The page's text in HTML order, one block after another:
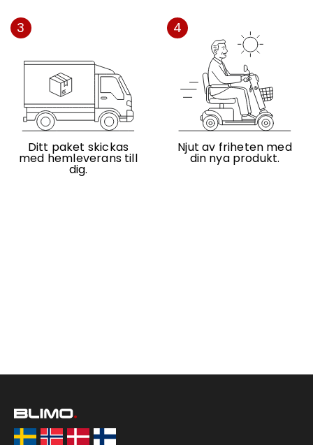
3
Ditt paket skickas
med hemleverans till
dig.
4
Njut av friheten med
din nya produkt.